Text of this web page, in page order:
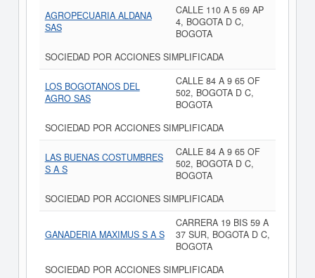
AGROPECUARIA ALDANA
SAS
CALLE 110 A 5 69 AP
4, BOGOTA D C,
BOGOTA
SOCIEDAD POR ACCIONES SIMPLIFICADA
LOS BOGOTANOS DEL
AGRO SAS
CALLE 84 A 9 65 OF
502, BOGOTA D C,
BOGOTA
SOCIEDAD POR ACCIONES SIMPLIFICADA
LAS BUENAS COSTUMBRES
S A S
CALLE 84 A 9 65 OF
502, BOGOTA D C,
BOGOTA
SOCIEDAD POR ACCIONES SIMPLIFICADA
GANADERIA MAXIMUS S A S
CARRERA 19 BIS 59 A
37 SUR, BOGOTA D C,
BOGOTA
SOCIEDAD POR ACCIONES SIMPLIFICADA